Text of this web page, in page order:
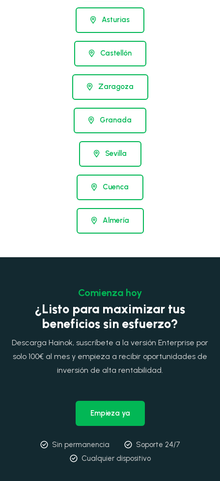
Asturias
Castellón
Zaragoza
Granada
Sevilla
Cuenca
Almería
Comienza hoy
¿Listo para maximizar tus
beneficios sin esfuerzo?
Descarga Hainok, suscríbete a la versión Enterprise por
solo 100€ al mes y empieza a recibir oportunidades de
inversión de alta rentabilidad.
Empieza ya
Sin permanencia
Soporte 24/7
Cualquier dispositivo